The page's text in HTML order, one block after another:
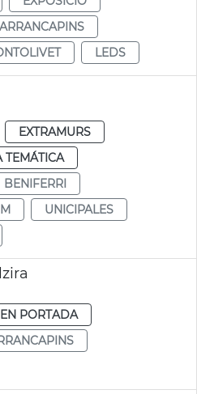
ARRANCAPINS
LEDS
EXTRAMURS
TEMÁTICA
BENIFERRI
UNICIPALES
EN PORTADA